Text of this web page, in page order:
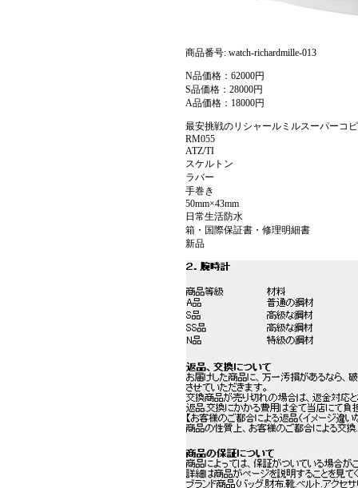
商品番号: watch-richardmille-013
N品価格：62000円
S品価格：28000円
A品価格：18000円
最安挑戦のリシャールミルスーパーコ
RM055
ATZ/TI
スケルトン
ラバー
手巻き
50mm×43mm
日常生活防水
箱・国際保証書・修理明細書
新品